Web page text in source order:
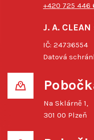
+420 725 446
J. A.
IČ: 24736554
Datová
Na Sklárně 1,
301 00 Plzeň